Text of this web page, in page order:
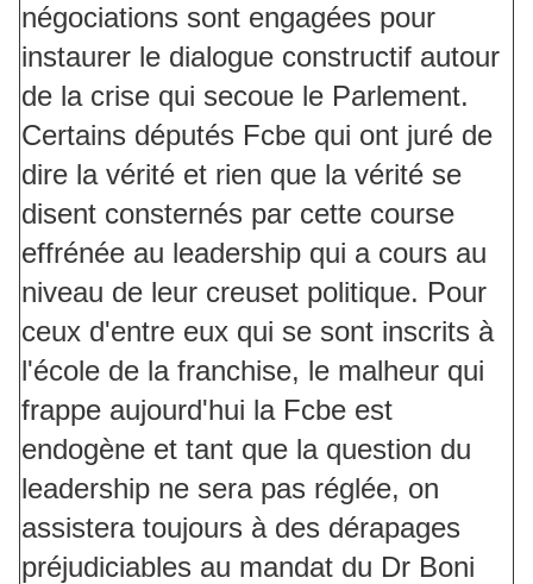
négociations sont engagées pour
instaurer le dialogue constructif autour
de la crise qui secoue le Parlement.
Certains députés Fcbe qui ont juré de
dire la vérité et rien que la vérité se
disent consternés par cette course
effrénée au leadership qui a cours au
niveau de leur creuset politique. Pour
ceux d'entre eux qui se sont inscrits à
l'école de la franchise, le malheur qui
frappe aujourd'hui la Fcbe est
endogène et tant que la question du
leadership ne sera pas réglée, on
assistera toujours à des dérapages
préjudiciables au mandat du Dr Boni